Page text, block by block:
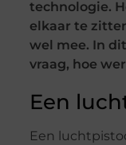
technologie.
elkaar te
wel mee. In
vraag, hoe
Een
Een